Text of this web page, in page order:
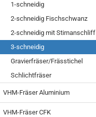
1-schneidig
2-schneidig Fischschwanz
2-schneidig mit Stirnanschliff
3-schneidig
Gravierfräser/Frässtichel
Schlichtfräser
VHM-Fräser Aluminium
VHM-Fräser CFK